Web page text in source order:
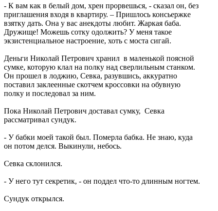
- К вам как в белый дом, хрен прорвешься, - сказал он, без
приглашения входя в квартиру. – Пришлось консьержке
взятку дать. Она у вас анекдоты любит. Жаркая баба.
Дружище! Можешь сотку одолжить? У меня такое
экзистенциальное настроение, хоть с моста сигай.
Деньги Николай Петрович хранил в маленькой поясной
сумке, которую клал на полку над сверлильным станком.
Он прошел в лоджию, Севка, разувшись, аккуратно
поставил заклеенные скотчем кроссовки на обувную
полку и последовал за ним.
Пока Николай Петрович доставал сумку, Севка
рассматривал сундук.
- У бабки моей такой был. Померла бабка. Не знаю, куда
он потом делся. Выкинули, небось.
Севка склонился.
- У него тут секретик, - он поддел что-то длинным ногтем.
Сундук открылся.